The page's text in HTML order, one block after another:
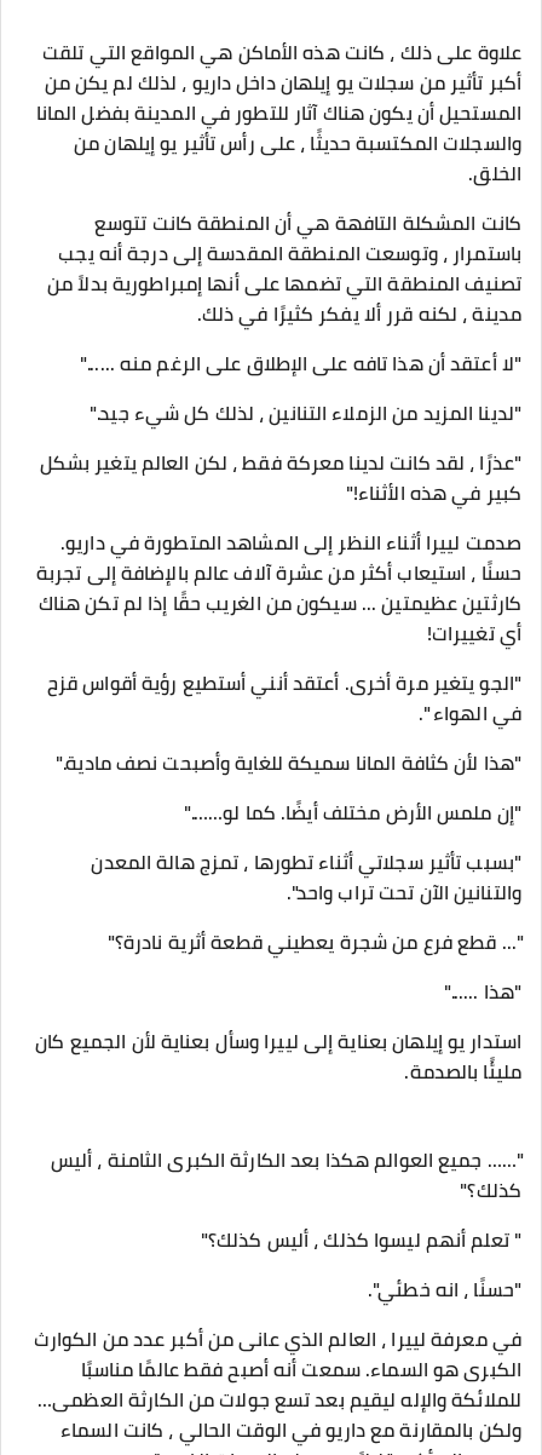
علاوة على ذلك ، كانت هذه الأماكن هي المواقع التي تلقت
أكبر تأثير من سجلات يو إيلهان داخل داريو ، لذلك لم يكن من
المستحيل أن يكون هناك آثار للتطور في المدينة بفضل المانا
والسجلات المكتسبة حديثًا ، على رأس تأثير يو إيلهان من
الخلق.
كانت المشكلة التافهة هي أن المنطقة كانت تتوسع
باستمرار ، وتوسعت المنطقة المقدسة إلى درجة أنه يجب
تصنيف المنطقة التي تضمها على أنها إمبراطورية بدلاً من
مدينة ، لكنه قرر ألا يفكر كثيرًا في ذلك.
"لا أعتقد أن هذا تافه على الإطلاق على الرغم منه ......"
"لدينا المزيد من الزملاء التنانين ، لذلك كل شيء جيد."
"عذرًا ، لقد كانت لدينا معركة فقط ، لكن العالم يتغير بشكل
كبير في هذه الأثناء!"
صدمت لييرا أثناء النظر إلى المشاهد المتطورة في داريو.
حسنًا ، استيعاب أكثر من عشرة آلاف عالم بالإضافة إلى تجربة
كارثتين عظيمتين ... سيكون من الغريب حقًا إذا لم تكن هناك
أي تغييرات!
"الجو يتغير مرة أخرى. أعتقد أنني أستطيع رؤية أقواس قزح
في الهواء ".
"هذا لأن كثافة المانا سميكة للغاية وأصبحت نصف مادية."
"إن ملمس الأرض مختلف أيضًا. كما لو……."
"بسبب تأثير سجلاتي أثناء تطورها ، تمزج هالة المعدن
والتنانين الآن تحت تراب واحد".
"... قطع فرع من شجرة يعطيني قطعة أثرية نادرة؟"
"هذا ......"
استدار يو إيلهان بعناية إلى لييرا وسأل بعناية لأن الجميع كان
مليئًا بالصدمة.
"…… جميع العوالم هكذا بعد الكارثة الكبرى الثامنة ، أليس
كذلك؟"
" تعلم أنهم ليسوا كذلك ، أليس كذلك؟"
"حسنًا ، انه خطئي".
في معرفة لييرا ، العالم الذي عانى من أكبر عدد من الكوارث
الكبرى هو السماء. سمعت أنه أصبح فقط عالمًا مناسبًا
للملائكة والإله ليقيم بعد تسع جولات من الكارثة العظمى…
ولكن بالمقارنة مع داريو في الوقت الحالي ، كانت السماء